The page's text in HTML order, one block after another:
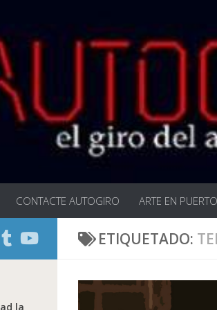
CONTACTE AUTOGIRO ARTE EN
ETIQUETADO:
la